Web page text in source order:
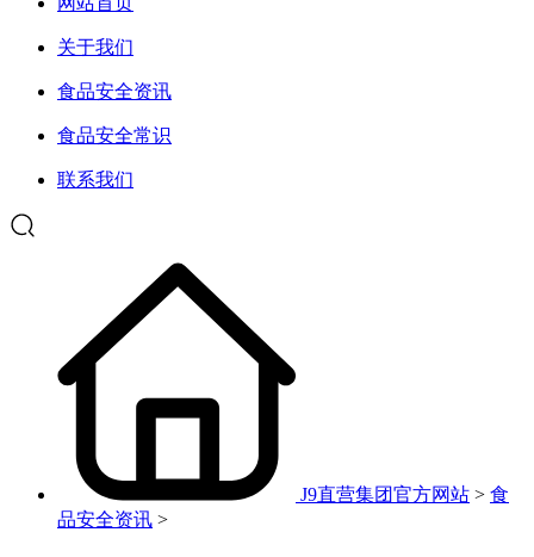
关于我们
食品安全资讯
食品安全常识
联系我们
J9直营集团官方网站 > 食
品安全资讯 >